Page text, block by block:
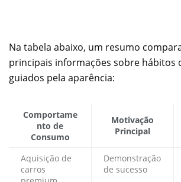
Na tabela abaixo, um resumo
principais informações sobre hábitos
guiados pela aparência:
Comportame
nto de
Consumo
Motivação
Principal
Aquisição de
carros
Demonstração
de sucesso